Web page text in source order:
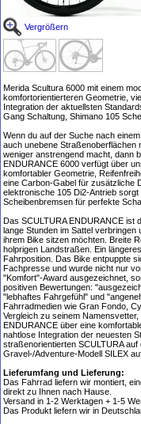
Vergrößern
Merida Scultura 6000 mit einem
komfortorientierteren Geometrie,
Integration der aktuellsten
Gang Schaltung, Shimano 105
Wenn du auf der Suche nach
auch unebene Straßenoberflächen
weniger anstrengend macht, dann
ENDURANCE 6000 verfügt über
komfortabler Geometrie,
eine Carbon-Gabel für zusätzliche
elektronische 105 Di2-Antrieb
Scheibenbremsen für perfekte
Das SCULTURA ENDURANCE ist
lange Stunden im Sattel
ihrem Bike sitzen möchten. Breite
holprigen Landstraßen. Ein
Fahrposition. Das Bike entpuppte
Fachpresse und wurde nicht nur
"Komfort"-Award ausgezeichnet,
positiven Bewertungen:
"lebhaftes Fahrgefühl" und
Fahrradmedien wie Gran Fondo,
Vergleich zu seinem
ENDURANCE über eine
nahtlose Integration der neuesten
straßenorientierten SCULTURA auf
Gravel-/Adventure-Modell SILEX
Lieferumfang und Lieferung:
Das Fahrrad liefern wir montiert,
direkt zu Ihnen nach Hause.
Versand in 1-2 Werktagen + 1-5
Das Produkt liefern wir in